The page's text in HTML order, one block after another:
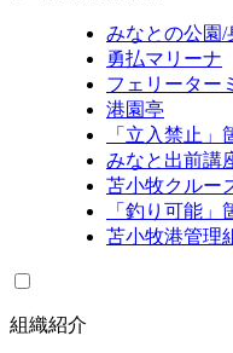
みなとの公園/
勇払マリーナ
フェリーター
港園亭
「立入禁止」
みなと出前講
苫小牧クルー
「釣り可能」
苫小牧港管理
組織紹介